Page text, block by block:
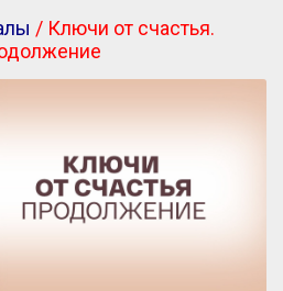
/ Ключи от счастья.